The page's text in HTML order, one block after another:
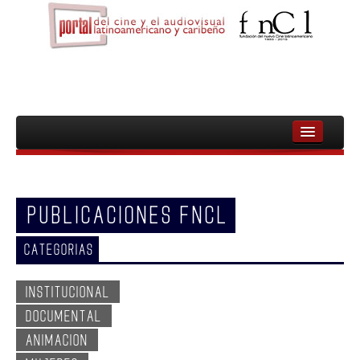
INICIO
PELICULAS
CINEASTAS
DOCUMENTALES
MUJERES
AUDIOVISUAL INDIGENA Y COMUNITARIO
PUBLICACIONES FNCL
CATEGORIAS
INSTITUCIONAL
DOCUMENTAL
ANIMACION